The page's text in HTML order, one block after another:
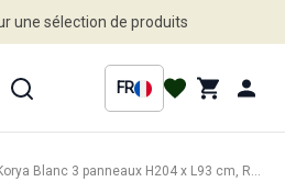
une sélection de produits
FR
3 panneaux H204 x L93 cm, Rail Alu bandeau blanc